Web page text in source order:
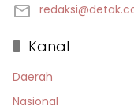
Kanal
Daerah
Nasional